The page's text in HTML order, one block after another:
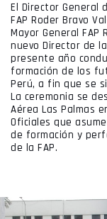
El Director General
FAP Roder Bravo
Mayor General
nuevo Director de
presente año
formación de los
Perú, a fin que se
La ceremonia se
Aérea Las Palmas
Oficiales que
de formación y
de la FAP.